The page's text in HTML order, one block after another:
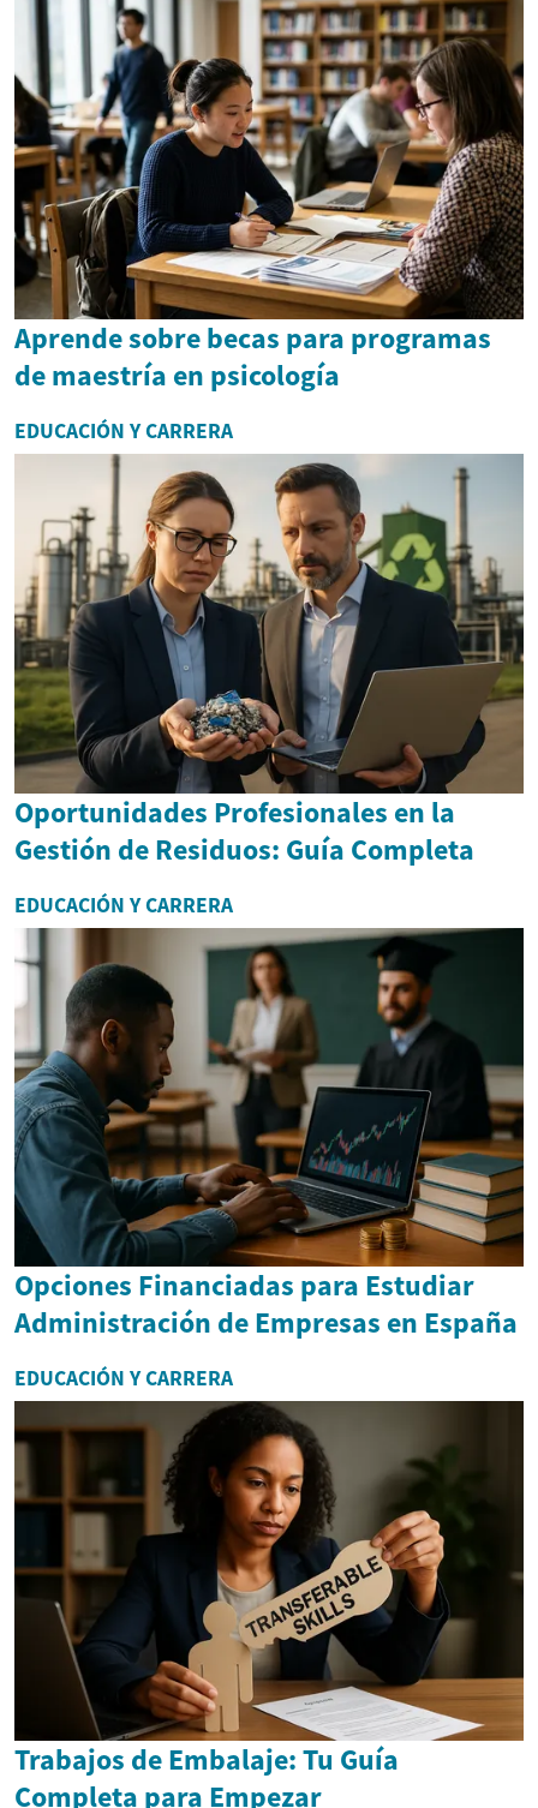
Aprende sobre becas para programas
de maestría en psicología
EDUCACIÓN Y CARRERA
Oportunidades Profesionales en la
Gestión de Residuos: Guía Completa
EDUCACIÓN Y CARRERA
Opciones Financiadas para Estudiar
Administración de Empresas en España
EDUCACIÓN Y CARRERA
Trabajos de Embalaje: Tu Guía
Completa para Empezar